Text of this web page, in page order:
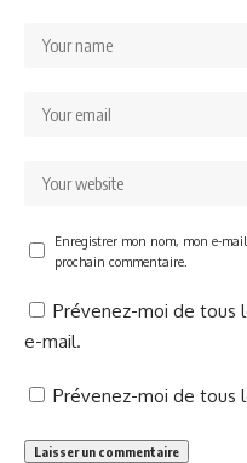
Enregistrer mon nom, mon e-
prochain commentaire.
Prévenez-moi de tous
e-mail.
Prévenez-moi de tous